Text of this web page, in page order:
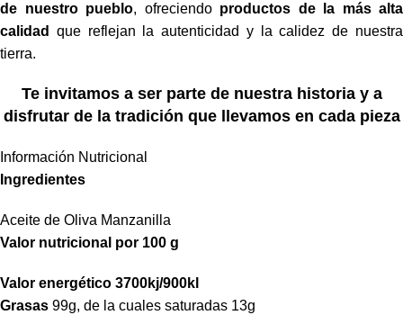
de nuestro pueblo, ofreciendo productos de la más alta
calidad
que reflejan la autenticidad y la calidez de nuestra
tierra.
Te invitamos a ser parte de nuestra historia y a
disfrutar de la tradición que llevamos en cada pieza
Información Nutricional
Ingredientes
Aceite de Oliva Manzanilla
Valor nutricional por 100 g
Valor energético 3700kj/900kl
Grasas 99g, de la cuales saturadas 13g